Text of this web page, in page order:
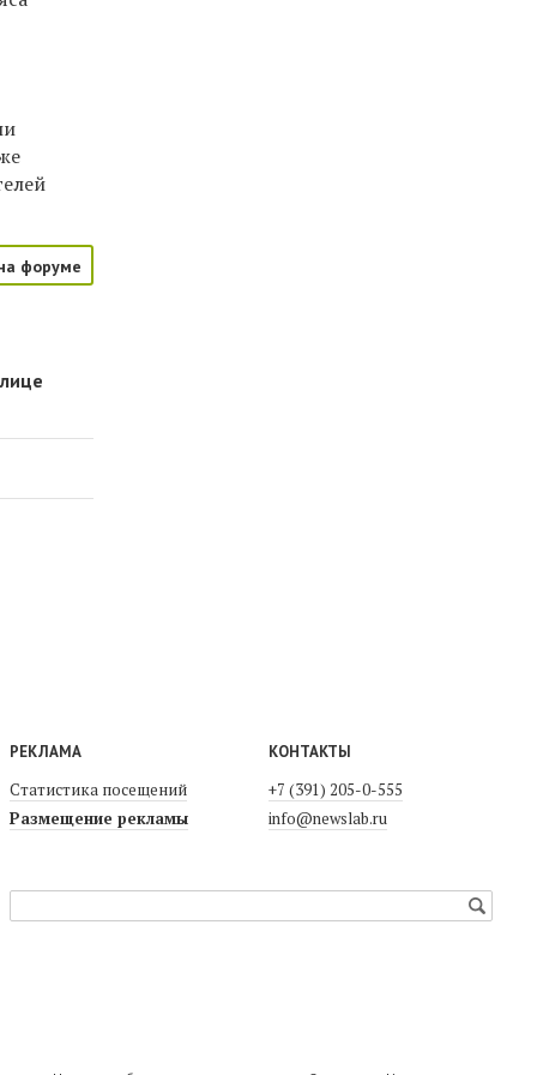
форуме
РЕКЛАМА
Статистика посещений
Размещение рекламы
КОНТАКТЫ
+7 (391) 205-0-555
info@newslab.ru